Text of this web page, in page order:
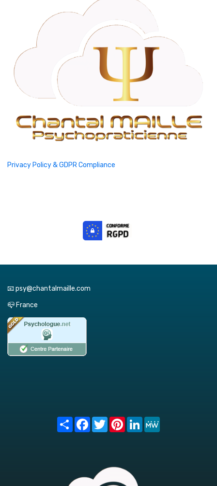
Privacy Policy & GDPR Compliance
📧 psy@chantalmaille.com
📪 France
Share FacebookTwitterPinterest
LinkedIn